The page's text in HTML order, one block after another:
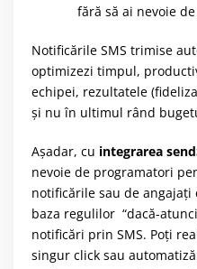
fără să ai nevoie
Notificările SMS trimise
optimizezi timpul,
echipei, rezultatele
și nu în ultimul rând
Așadar, cu integrarea
nevoie de programatori
notificările sau de
baza regulilor “dacă-
notificări prin SMS. Poți
singur click sau